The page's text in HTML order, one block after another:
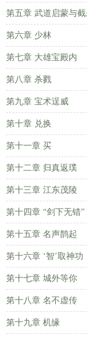
第五章 武道启蒙与
第六章 少林
第七章 大雄宝殿内
第八章 杀戮
第九章 宝术逞威
第十章 兑换
第十一章 买
第十二章 归真返璞
第十三章 江东茂陵
第十四章 “剑下无错”
第十五章 名声鹊起
第十六章 ‘智’取神功
第十七章 城外等你
第十八章 名不虚传
第十九章 机缘